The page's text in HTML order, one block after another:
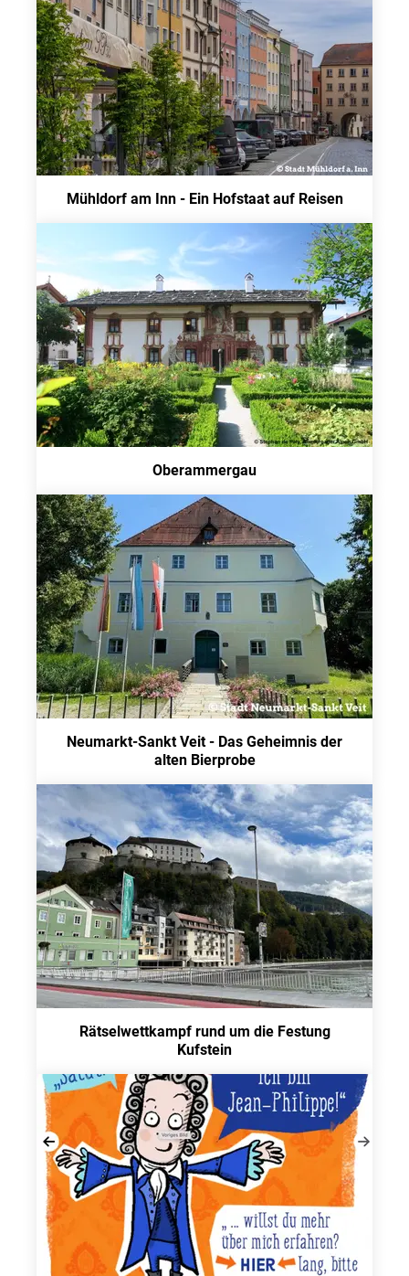
Mühldorf am Inn - Ein Hofstaat auf Reisen
Oberammergau
Neumarkt-Sankt Veit - Das Geheimnis der
alten Bierprobe
Rätselwettkampf rund um die Festung
Kufstein